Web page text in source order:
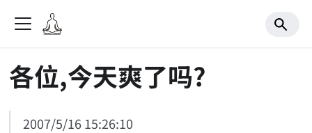
各位,今天爽了吗?
2007/5/16 15:26:10